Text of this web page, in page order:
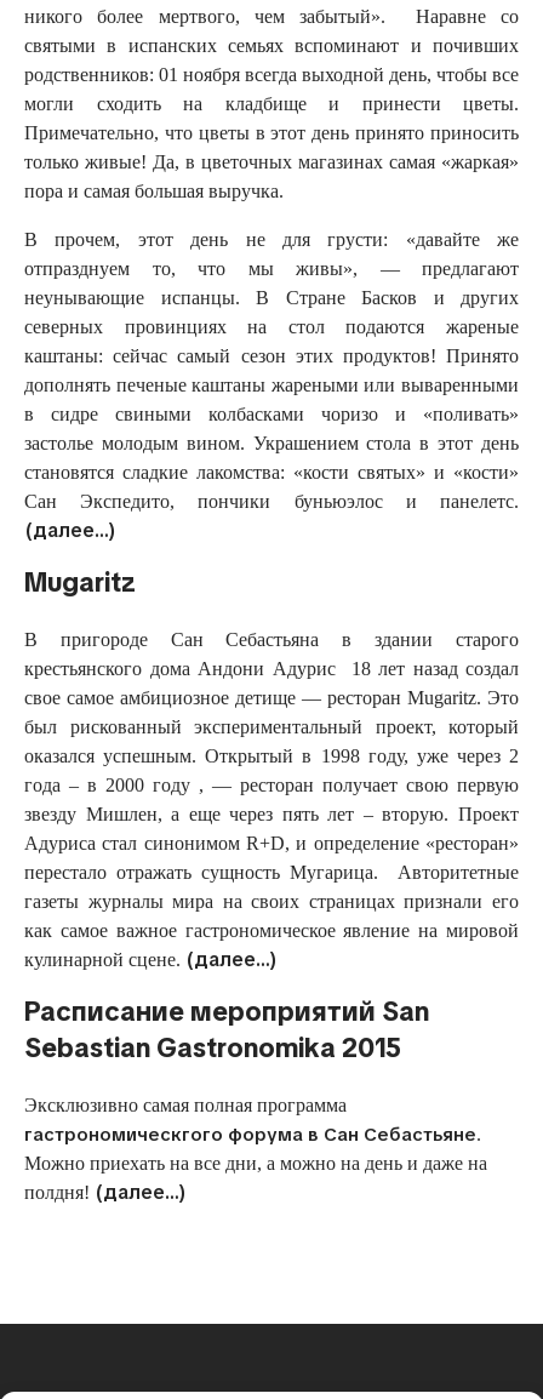
никого более мертвого, чем забытый». Наравне со
святыми в испанских семьях вспоминают и почивших
родственников: 01 ноября всегда выходной день, чтобы все
могли сходить на кладбище и принести цветы.
Примечательно, что цветы в этот день принято приносить
только живые! Да, в цветочных магазинах самая «жаркая»
пора и самая большая выручка.
В прочем, этот день не для грусти: «давайте же
отпразднуем то, что мы живы», — предлагают
неунывающие испанцы. В Стране Басков и других
северных провинциях на стол подаются жареные
каштаны: сейчас самый сезон этих продуктов! Принято
дополнять печеные каштаны жареными или вываренными
в сидре свиными колбасками чоризо и «поливать»
застолье молодым вином. Украшением стола в этот день
становятся сладкие лакомства: «кости святых» и «кости»
Сан Экспедито, пончики буньюэлос и панелетс.
(далее…)
Mugaritz
В пригороде Сан Себастьяна в здании старого
крестьянского дома Андони Адурис 18 лет назад создал
свое самое амбициозное детище — ресторан Mugaritz. Это
был рискованный экспериментальный проект, который
оказался успешным. Открытый в 1998 году, уже через 2
года – в 2000 году , — ресторан получает свою первую
звезду Мишлен, а еще через пять лет – вторую. Проект
Адуриса стал синонимом R+D, и определение «ресторан»
перестало отражать сущность Мугарица. Авторитетные
газеты журналы мира на своих страницах признали его
как самое важное гастрономическое явление на мировой
кулинарной сцене. (далее…)
Расписание мероприятий San
Sebastian Gastronomika 2015
Эксклюзивно самая полная программа
гастрономическгого форума в Сан Себастьяне.
Можно приехать на все дни, а можно на день и даже на
полдня! (далее…)